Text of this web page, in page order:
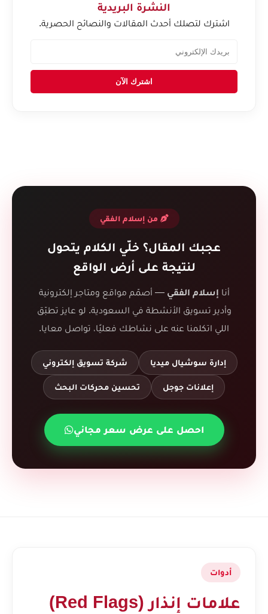
النشرة البريدية
اشترك لتصلك أحدث المقالات والنصائح الحصرية.
اشترك الآن
من إسلام الفقي
عجبك المقال؟ خلّي الكلام يتحول
لنتيجة على أرض الواقع
أنا إسلام الفقي — أصمّم مواقع ومتاجر إلكترونية
وأدير تسويق الأنشطة في السعودية. لو عايز تطبّق
اللي اتكلمنا عنه على نشاطك فعليًا، تواصل معايا.
إدارة سوشيال ميديا شركة تسويق إلكتروني
إعلانات جوجل تحسين محركات البحث
احصل على عرض سعر مجاني
أدوات
علامات إنذار (Red Flags)